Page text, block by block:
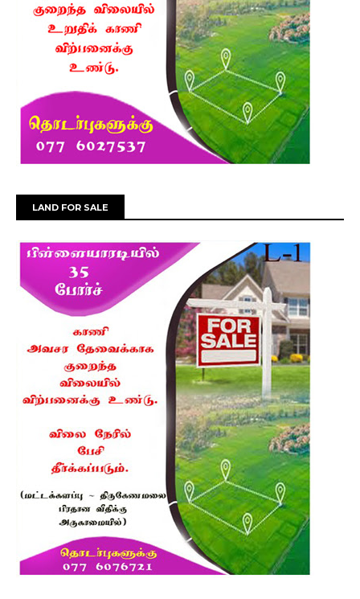
LAND FOR SALE